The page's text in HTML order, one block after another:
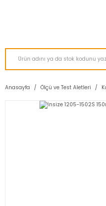
Anasayfa Ölçü ve Test Aletleri